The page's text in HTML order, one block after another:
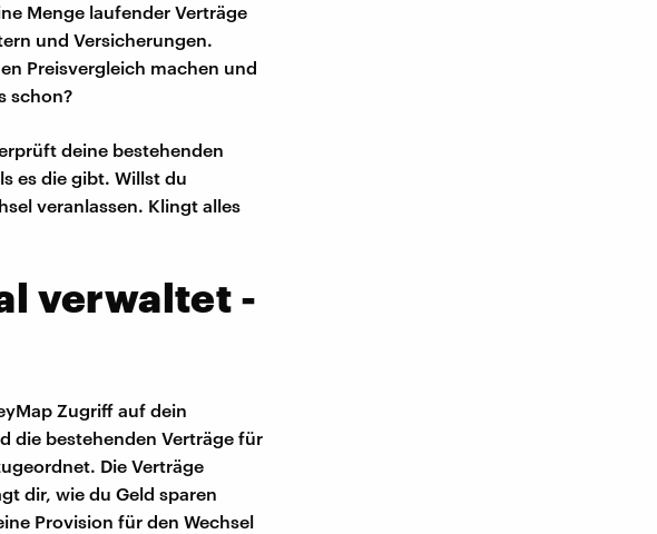
Menge laufender Verträge
und Versicherungen.
Preisvergleich machen und
schon?
deine bestehenden
es die gibt. Willst du
veranlassen. Klingt alles
verwaltet -
Zugriff auf dein
die bestehenden Verträge für
Die Verträge
dir, wie du Geld sparen
Provision für den Wechsel